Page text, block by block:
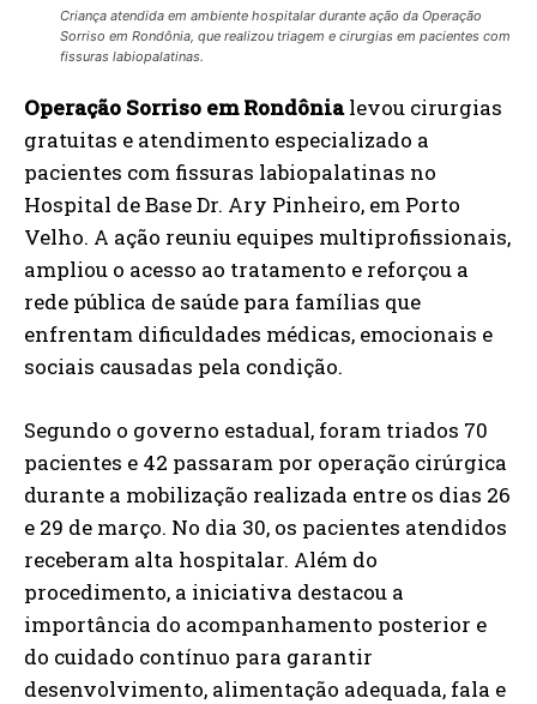
Criança atendida em ambiente hospitalar durante ação da Operação
Sorriso em Rondônia, que realizou triagem e cirurgias em pacientes com
fissuras labiopalatinas.
Operação Sorriso em Rondônialevou cirurgias
gratuitas e atendimento especializado a
pacientes com fissuras labiopalatinas no
Hospital de Base Dr. Ary Pinheiro, em Porto
Velho. A ação reuniu equipes multiprofissionais,
ampliou o acesso ao tratamento e reforçou a
rede pública de saúde para famílias que
enfrentam dificuldades médicas, emocionais e
sociais causadas pela condição.
Segundo o governo estadual, foram triados 70
pacientes e 42 passaram por operação cirúrgica
durante a mobilização realizada entre os dias 26
e 29 de março. No dia 30, os pacientes atendidos
receberam alta hospitalar. Além do
procedimento, a iniciativa destacou a
importância do acompanhamento posterior e
do cuidado contínuo para garantir
desenvolvimento, alimentação adequada, fala e